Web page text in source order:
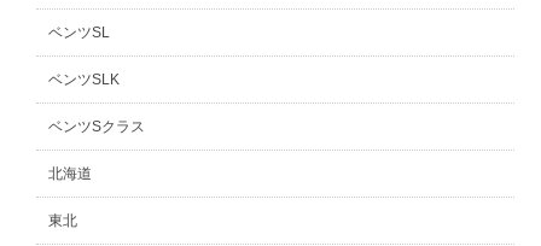
ベンツSL
ベンツSLK
ベンツSクラス
北海道
東北